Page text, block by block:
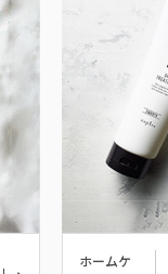
ホームケ